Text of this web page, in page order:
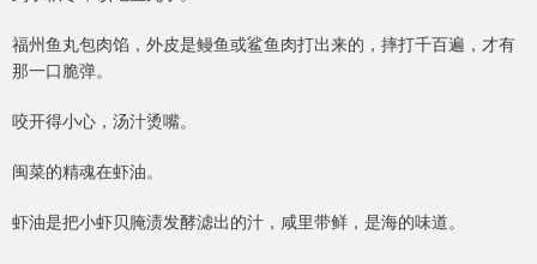
福州鱼丸包肉馅，外皮是鳗鱼或鲨鱼肉打出来的，摔打千百遍，才有
那一口脆弹。
咬开得小心，汤汁烫嘴。
闽菜的精魂在虾油。
虾油是把小虾贝腌渍发酵滤出的汁，咸里带鲜，是海的味道。